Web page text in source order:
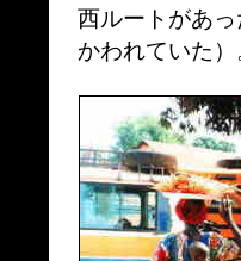
西ルートがあ
かわれていた）